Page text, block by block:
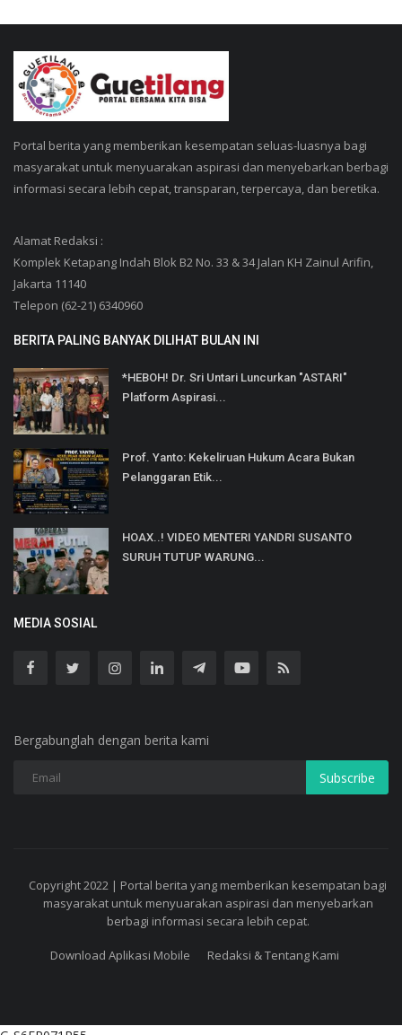
Portal berita yang memberikan kesempatan seluas-luasnya bagi
masyarakat untuk menyuarakan aspirasi dan menyebarkan berbagi
informasi secara lebih cepat, transparan, terpercaya, dan beretika.
Alamat Redaksi :
Komplek Ketapang Indah Blok B2 No. 33 & 34 Jalan KH Zainul Arifin,
Jakarta 11140
Telepon (62-21) 6340960
BERITA PALING BANYAK DILIHAT BULAN INI
*HEBOH! Dr. Sri Untari Luncurkan "ASTARI"
Platform Aspirasi...
Prof. Yanto: Kekeliruan Hukum Acara Bukan
Pelanggaran Etik...
HOAX..! VIDEO MENTERI YANDRI SUSANTO
SURUH TUTUP WARUNG...
MEDIA SOSIAL
Bergabunglah dengan berita kami
Subscribe
Copyright 2022 | Portal berita yang memberikan kesempatan bagi
masyarakat untuk menyuarakan aspirasi dan menyebarkan
berbagi informasi secara lebih cepat.
Download Aplikasi Mobile Redaksi & Tentang Kami